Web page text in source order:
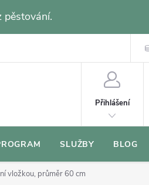
pěstování.
Přihlášení
SLUŽBY BLOG
vložkou, průměr 60 cm